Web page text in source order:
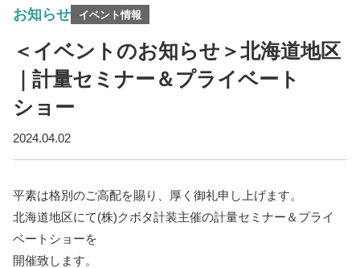
お知らせ イベント情報
＜イベントのお知らせ＞北海道地区
｜計量セミナー＆プライベート
ショー
2024.04.02
平素は格別のご高配を賜り、厚く御礼申し上げます。
北海道地区にて(株)クボタ計装主催の計量セミナー＆プライ
ベートショーを
開催致します。